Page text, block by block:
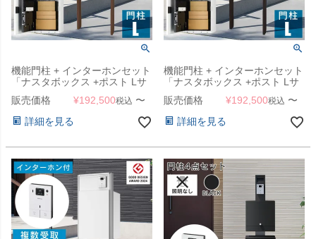
機能門柱 + インターホンセット
「ナスタボックス +ポスト Lサ
イズ 門柱 ユニット [ Mウォール
ナット ]」
販売価格 ¥192,500税込 〜
詳細を見る
機能門柱 + インターホンセット
「ナスタボックス +ポスト Lサ
イズ 門柱 ユニット [ ダークウ
ッド ]」
販売価格 ¥192,500税込 〜
詳細を見る